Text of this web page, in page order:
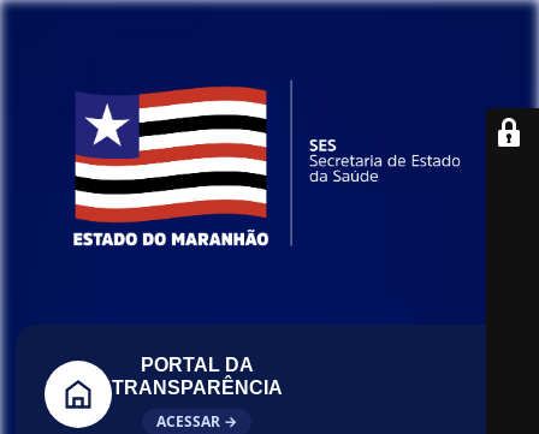
PORTAL DA
TRANSPARÊNCIA
ACESSAR →